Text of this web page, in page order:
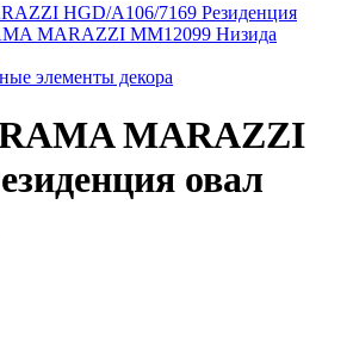
HGD/A106/7169 Резиденция
MARAZZI MM12099 Низида
элементы декора
MARAZZI
овал